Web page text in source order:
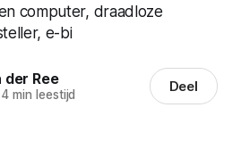
computer, draadloze
e-bi
Ree
min leestijd Deel